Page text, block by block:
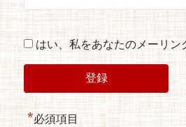
はい、私をあなたのメーリ
*必須項目